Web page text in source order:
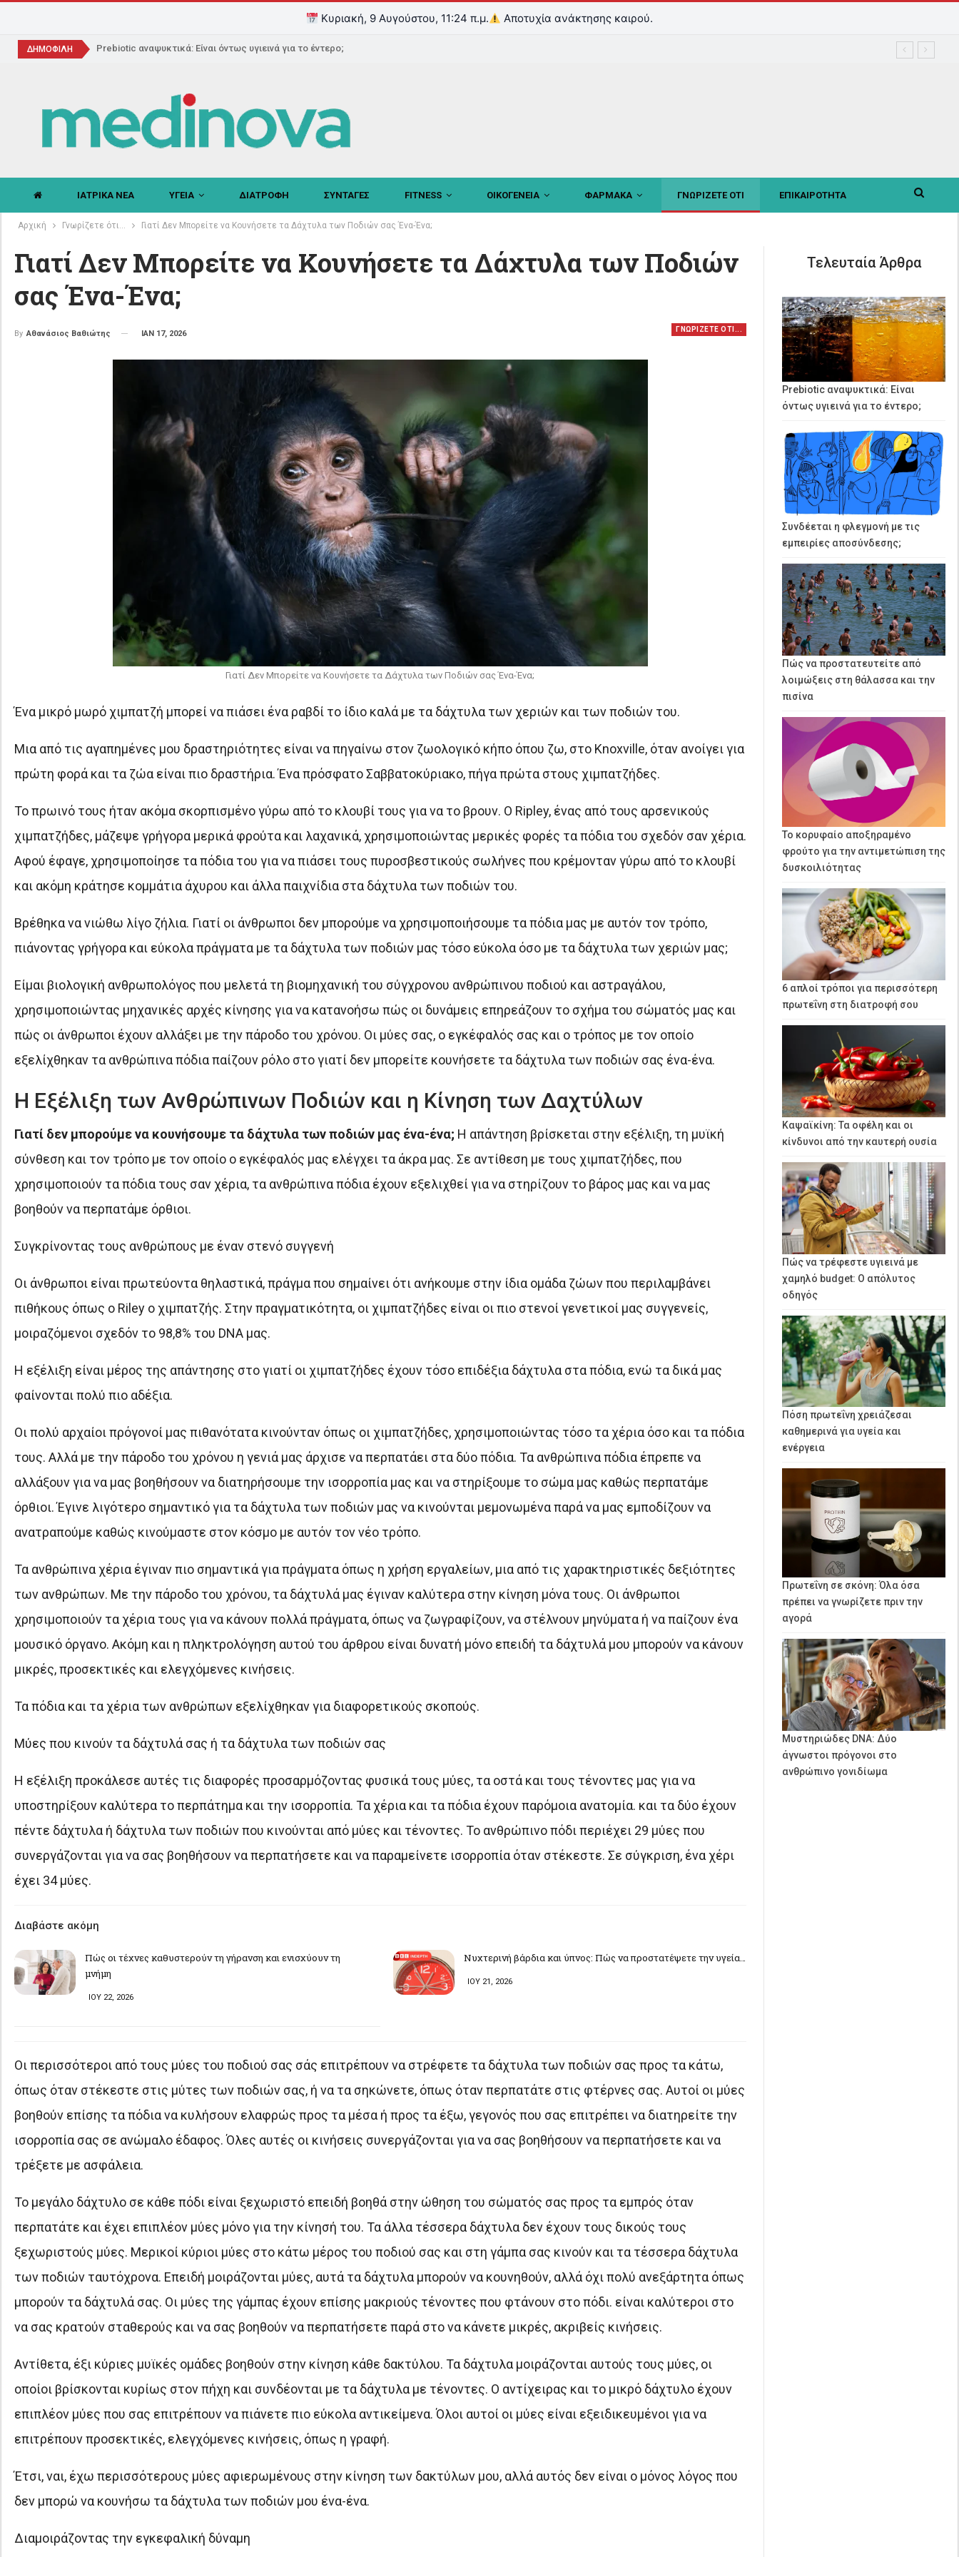
Κυριακή, 9 Αυγούστου, 11:24 π.μ. Αποτυχία ανάκτησης καιρού.
ΔΗΜΟΦΙΛΗ Prebiotic αναψυκτικά: Είναι όντως υγιεινά για το έντερο;
ΙΑΤΡΙΚΑ ΝΕΑ ΥΓΕΙΑ ΔΙΑΤΡΟΦΗ ΣΥΝΤΑΓΕΣ FITNESS ΟΙΚΟΓΕΝΕΙΑ ΦΑΡΜΑΚΑ ΓΝΩΡΙΖΕΤΕ ΟΤΙ ΕΠΙΚΑΙΡΟΤΗΤΑ
Αρχική Γνωρίζετε ότι... Γιατί Δεν Μπορείτε να Κουνήσετε τα Δάχτυλα των Ποδιών σας Ένα-Ένα;
Γιατί Δεν Μπορείτε να Κουνήσετε τα Δάχτυλα των Ποδιών
σας Ένα-Ένα;
ΓΝΩΡΙΖΕΤΕ ΟΤΙ...
By Αθανάσιος Βαθιώτης ΙΑΝ 17, 2026
Γιατί Δεν Μπορείτε να Κουνήσετε τα Δάχτυλα των Ποδιών σας Ένα-Ένα;
Ένα μικρό μωρό χιμπατζή μπορεί να πιάσει ένα ραβδί το ίδιο καλά με τα δάχτυλα των χεριών και των ποδιών του.
Μια από τις αγαπημένες μου δραστηριότητες είναι να πηγαίνω στον ζωολογικό κήπο όπου ζω, στο Knoxville, όταν ανοίγει για
πρώτη φορά και τα ζώα είναι πιο δραστήρια. Ένα πρόσφατο Σαββατοκύριακο, πήγα πρώτα στους χιμπατζήδες.
Το πρωινό τους ήταν ακόμα σκορπισμένο γύρω από το κλουβί τους για να το βρουν. Ο Ripley, ένας από τους αρσενικούς
χιμπατζήδες, μάζεψε γρήγορα μερικά φρούτα και λαχανικά, χρησιμοποιώντας μερικές φορές τα πόδια του σχεδόν σαν χέρια.
Αφού έφαγε, χρησιμοποίησε τα πόδια του για να πιάσει τους πυροσβεστικούς σωλήνες που κρέμονταν γύρω από το κλουβί
και ακόμη κράτησε κομμάτια άχυρου και άλλα παιχνίδια στα δάχτυλα των ποδιών του.
Βρέθηκα να νιώθω λίγο ζήλια. Γιατί οι άνθρωποι δεν μπορούμε να χρησιμοποιήσουμε τα πόδια μας με αυτόν τον τρόπο,
πιάνοντας γρήγορα και εύκολα πράγματα με τα δάχτυλα των ποδιών μας τόσο εύκολα όσο με τα δάχτυλα των χεριών μας;
Είμαι βιολογική ανθρωπολόγος που μελετά τη βιομηχανική του σύγχρονου ανθρώπινου ποδιού και αστραγάλου,
χρησιμοποιώντας μηχανικές αρχές κίνησης για να κατανοήσω πώς οι δυνάμεις επηρεάζουν το σχήμα του σώματός μας και
πώς οι άνθρωποι έχουν αλλάξει με την πάροδο του χρόνου. Οι μύες σας, ο εγκέφαλός σας και ο τρόπος με τον οποίο
εξελίχθηκαν τα ανθρώπινα πόδια παίζουν ρόλο στο γιατί δεν μπορείτε κουνήσετε τα δάχτυλα των ποδιών σας ένα-ένα.
Η Εξέλιξη των Ανθρώπινων Ποδιών και η Κίνηση των Δαχτύλων
Γιατί δεν μπορούμε να κουνήσουμε τα δάχτυλα των ποδιών μας ένα-ένα; Η απάντηση βρίσκεται στην εξέλιξη, τη μυϊκή
σύνθεση και τον τρόπο με τον οποίο ο εγκέφαλός μας ελέγχει τα άκρα μας. Σε αντίθεση με τους χιμπατζήδες, που
χρησιμοποιούν τα πόδια τους σαν χέρια, τα ανθρώπινα πόδια έχουν εξελιχθεί για να στηρίζουν το βάρος μας και να μας
βοηθούν να περπατάμε όρθιοι.
Συγκρίνοντας τους ανθρώπους με έναν στενό συγγενή
Οι άνθρωποι είναι πρωτεύοντα θηλαστικά, πράγμα που σημαίνει ότι ανήκουμε στην ίδια ομάδα ζώων που περιλαμβάνει
πιθήκους όπως ο Riley ο χιμπατζής. Στην πραγματικότητα, οι χιμπατζήδες είναι οι πιο στενοί γενετικοί μας συγγενείς,
μοιραζόμενοι σχεδόν το 98,8% του DNA μας.
Η εξέλιξη είναι μέρος της απάντησης στο γιατί οι χιμπατζήδες έχουν τόσο επιδέξια δάχτυλα στα πόδια, ενώ τα δικά μας
φαίνονται πολύ πιο αδέξια.
Οι πολύ αρχαίοι πρόγονοί μας πιθανότατα κινούνταν όπως οι χιμπατζήδες, χρησιμοποιώντας τόσο τα χέρια όσο και τα πόδια
τους. Αλλά με την πάροδο του χρόνου η γενιά μας άρχισε να περπατάει στα δύο πόδια. Τα ανθρώπινα πόδια έπρεπε να
αλλάξουν για να μας βοηθήσουν να διατηρήσουμε την ισορροπία μας και να στηρίξουμε το σώμα μας καθώς περπατάμε
όρθιοι. Έγινε λιγότερο σημαντικό για τα δάχτυλα των ποδιών μας να κινούνται μεμονωμένα παρά να μας εμποδίζουν να
ανατραπούμε καθώς κινούμαστε στον κόσμο με αυτόν τον νέο τρόπο.
Τα ανθρώπινα χέρια έγιναν πιο σημαντικά για πράγματα όπως η χρήση εργαλείων, μια από τις χαρακτηριστικές δεξιότητες
των ανθρώπων. Με την πάροδο του χρόνου, τα δάχτυλά μας έγιναν καλύτερα στην κίνηση μόνα τους. Οι άνθρωποι
χρησιμοποιούν τα χέρια τους για να κάνουν πολλά πράγματα, όπως να ζωγραφίζουν, να στέλνουν μηνύματα ή να παίζουν ένα
μουσικό όργανο. Ακόμη και η πληκτρολόγηση αυτού του άρθρου είναι δυνατή μόνο επειδή τα δάχτυλά μου μπορούν να κάνουν
μικρές, προσεκτικές και ελεγχόμενες κινήσεις.
Τα πόδια και τα χέρια των ανθρώπων εξελίχθηκαν για διαφορετικούς σκοπούς.
Μύες που κινούν τα δάχτυλά σας ή τα δάχτυλα των ποδιών σας
Η εξέλιξη προκάλεσε αυτές τις διαφορές προσαρμόζοντας φυσικά τους μύες, τα οστά και τους τένοντες μας για να
υποστηρίξουν καλύτερα το περπάτημα και την ισορροπία. Τα χέρια και τα πόδια έχουν παρόμοια ανατομία. και τα δύο έχουν
πέντε δάχτυλα ή δάχτυλα των ποδιών που κινούνται από μύες και τένοντες. Το ανθρώπινο πόδι περιέχει 29 μύες που
συνεργάζονται για να σας βοηθήσουν να περπατήσετε και να παραμείνετε ισορροπία όταν στέκεστε. Σε σύγκριση, ένα χέρι
έχει 34 μύες.
Διαβάστε ακόμη
Πώς οι τέχνες καθυστερούν τη γήρανση και ενισχύουν τη
μνήμη
ΙΟΥ 22, 2026
Νυχτερινή βάρδια και ύπνος: Πώς να προστατέψετε την υγεία…
ΙΟΥ 21, 2026
Οι περισσότεροι από τους μύες του ποδιού σας σάς επιτρέπουν να στρέφετε τα δάχτυλα των ποδιών σας προς τα κάτω,
όπως όταν στέκεστε στις μύτες των ποδιών σας, ή να τα σηκώνετε, όπως όταν περπατάτε στις φτέρνες σας. Αυτοί οι μύες
βοηθούν επίσης τα πόδια να κυλήσουν ελαφρώς προς τα μέσα ή προς τα έξω, γεγονός που σας επιτρέπει να διατηρείτε την
ισορροπία σας σε ανώμαλο έδαφος. Όλες αυτές οι κινήσεις συνεργάζονται για να σας βοηθήσουν να περπατήσετε και να
τρέξετε με ασφάλεια.
Το μεγάλο δάχτυλο σε κάθε πόδι είναι ξεχωριστό επειδή βοηθά στην ώθηση του σώματός σας προς τα εμπρός όταν
περπατάτε και έχει επιπλέον μύες μόνο για την κίνησή του. Τα άλλα τέσσερα δάχτυλα δεν έχουν τους δικούς τους
ξεχωριστούς μύες. Μερικοί κύριοι μύες στο κάτω μέρος του ποδιού σας και στη γάμπα σας κινούν και τα τέσσερα δάχτυλα
των ποδιών ταυτόχρονα. Επειδή μοιράζονται μύες, αυτά τα δάχτυλα μπορούν να κουνηθούν, αλλά όχι πολύ ανεξάρτητα όπως
μπορούν τα δάχτυλά σας. Οι μύες της γάμπας έχουν επίσης μακριούς τένοντες που φτάνουν στο πόδι. είναι καλύτεροι στο
να σας κρατούν σταθερούς και να σας βοηθούν να περπατήσετε παρά στο να κάνετε μικρές, ακριβείς κινήσεις.
Αντίθετα, έξι κύριες μυϊκές ομάδες βοηθούν στην κίνηση κάθε δακτύλου. Τα δάχτυλα μοιράζονται αυτούς τους μύες, οι
οποίοι βρίσκονται κυρίως στον πήχη και συνδέονται με τα δάχτυλα με τένοντες. Ο αντίχειρας και το μικρό δάχτυλο έχουν
επιπλέον μύες που σας επιτρέπουν να πιάνετε πιο εύκολα αντικείμενα. Όλοι αυτοί οι μύες είναι εξειδικευμένοι για να
επιτρέπουν προσεκτικές, ελεγχόμενες κινήσεις, όπως η γραφή.
Έτσι, ναι, έχω περισσότερους μύες αφιερωμένους στην κίνηση των δακτύλων μου, αλλά αυτός δεν είναι ο μόνος λόγος που
δεν μπορώ να κουνήσω τα δάχτυλα των ποδιών μου ένα-ένα.
Διαμοιράζοντας την εγκεφαλική δύναμη
Τελευταία Άρθρα
Prebiotic αναψυκτικά: Είναι
όντως υγιεινά για το έντερο;
Συνδέεται η φλεγμονή με τις
εμπειρίες αποσύνδεσης;
Πώς να προστατευτείτε από
λοιμώξεις στη θάλασσα και την
πισίνα
Το κορυφαίο αποξηραμένο
φρούτο για την αντιμετώπιση της
δυσκοιλιότητας
6 απλοί τρόποι για περισσότερη
πρωτεΐνη στη διατροφή σου
Καψαϊκίνη: Τα οφέλη και οι
κίνδυνοι από την καυτερή ουσία
Πώς να τρέφεστε υγιεινά με
χαμηλό budget: Ο απόλυτος
οδηγός
Πόση πρωτεΐνη χρειάζεσαι
καθημερινά για υγεία και
ενέργεια
Πρωτεΐνη σε σκόνη: Όλα όσα
πρέπει να γνωρίζετε πριν την
αγορά
Μυστηριώδες DNA: Δύο
άγνωστοι πρόγονοι στο
ανθρώπινο γονιδίωμα